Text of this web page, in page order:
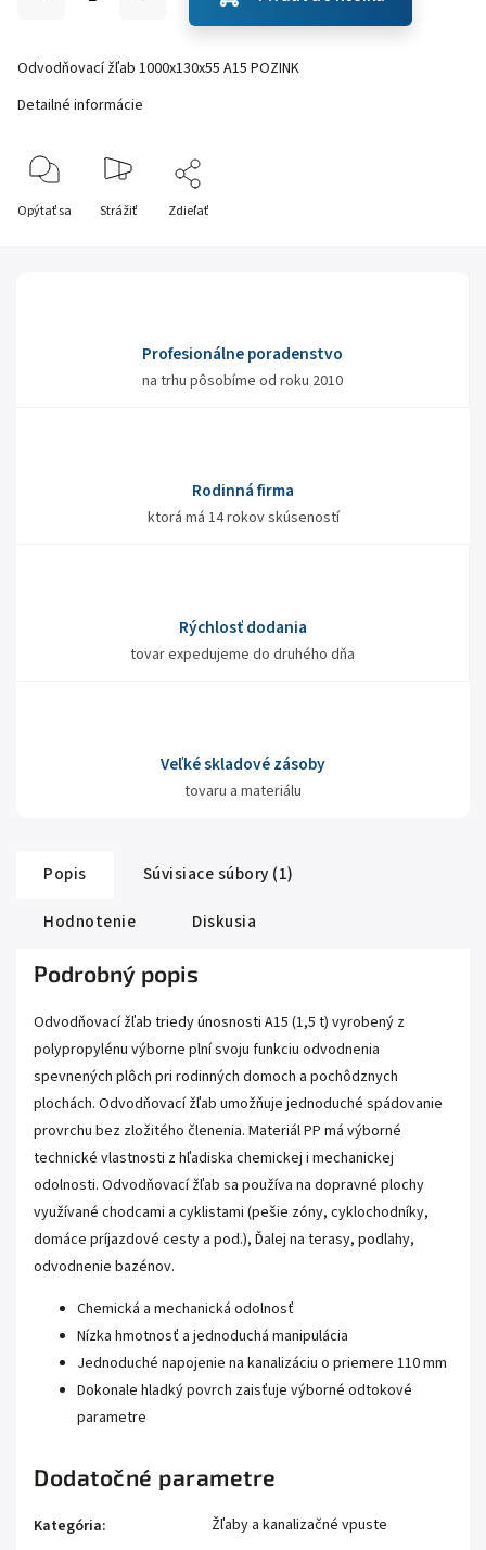
Odvodňovací žľab 1000x130x55 A15 POZINK
Detailné informácie
Opýtať sa Strážiť Zdieľať
Profesionálne poradenstvo
na trhu pôsobíme od roku 2010
Rodinná firma
ktorá má 14 rokov skúseností
Rýchlosť dodania
tovar expedujeme do druhého dňa
Veľké skladové zásoby
tovaru a materiálu
Popis
Súvisiace súbory (1)
Hodnotenie
Diskusia
Podrobný popis
Odvodňovací žľab triedy únosnosti A15 (1,5 t) vyrobený z
polypropylénu výborne plní svoju funkciu odvodnenia
spevnených plôch pri rodinných domoch a pochôdznych
plochách. Odvodňovací žľab umožňuje jednoduché spádovanie
provrchu bez zložitého členenia. Materiál PP má výborné
technické vlastnosti z hľadiska chemickej i mechanickej
odolnosti. Odvodňovací žľab sa používa na dopravné plochy
využívané chodcami a cyklistami (pešie zóny, cyklochodníky,
domáce príjazdové cesty a pod.), Ďalej na terasy, podlahy,
odvodnenie bazénov.
Chemická a mechanická odolnosť
Nízka hmotnosť a jednoduchá manipulácia
Jednoduché napojenie na kanalizáciu o priemere 110 mm
Dokonale hladký povrch zaisťuje výborné odtokové
parametre
Dodatočné parametre
Kategória:
Žľaby a kanalizačné vpuste